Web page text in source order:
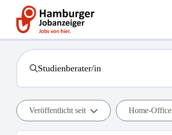
Veröffentlicht seit Home-Office